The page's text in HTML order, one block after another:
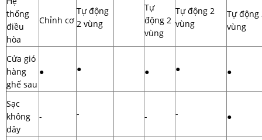
thống
điều
hòa
Chỉnh cơ
Tự động
2 vùng
Tự
động 2
vùng
Tự động 2
vùng
Tự động
vùng
Cửa gió
hàng
ghế sau
● ● ● ● ●
Sạc
không
dây
- - - - ●